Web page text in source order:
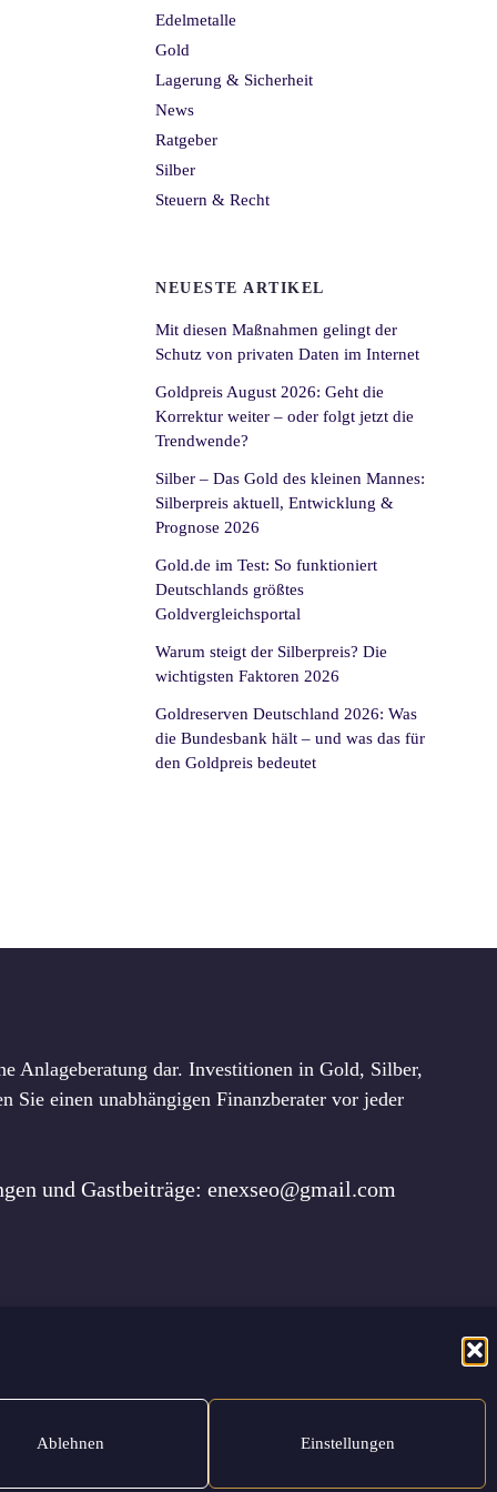
Ablehnen Einstellungen
Edelmetalle
Gold
Lagerung & Sicherheit
News
Ratgeber
Silber
Steuern & Recht
NEUESTE ARTIKEL
Mit diesen Maßnahmen gelingt der
Schutz von privaten Daten im Internet
Goldpreis August 2026: Geht die
Korrektur weiter – oder folgt jetzt die
Trendwende?
Silber – Das Gold des kleinen Mannes:
Silberpreis aktuell, Entwicklung &
Prognose 2026
Gold.de im Test: So funktioniert
Deutschlands größtes
Goldvergleichsportal
Warum steigt der Silberpreis? Die
wichtigsten Faktoren 2026
Goldreserven Deutschland 2026: Was
die Bundesbank hält – und was das für
den Goldpreis bedeutet
Anlageberatung dar. Investitionen in Gold, Silber,
Sie einen unabhängigen Finanzberater vor jeder
und Gastbeiträge: enexseo@gmail.com
NutzungsbedingungenHaftungsausschluss